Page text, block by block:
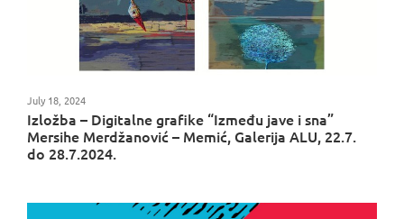
Izložba – Digitalne grafike “Između jave i sna”
Mersihe Merdžanović – Memić, Galerija ALU, 22.7.
do 28.7.2024.
July 18, 2024